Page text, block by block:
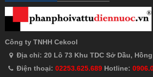
Công ty TNHH Cekool
Địa chỉ: 20 Lô 73 Khu TDC Sở Dầu,
Điện thoại: 02253.625.689 Hotline: